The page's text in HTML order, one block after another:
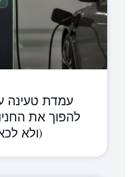
עמדת טעינה
להפוך את
(ולא